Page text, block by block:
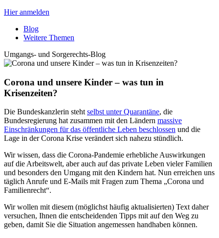
Hier anmelden
Blog
Weitere Themen
Umgangs- und Sorgerechts-Blog
Corona und unsere Kinder – was tun in
Krisenzeiten?
Die Bundeskanzlerin stehtselbst unter Quarantäne, die
Bundesregierung hat zusammen mit den Ländern massive
Einschränkungen für das öffentliche Leben beschlossen und die
Lage in der Corona Krise verändert sich nahezu stündlich.
Wir wissen, dass die Corona-Pandemie erhebliche Auswirkungen
auf die Arbeitswelt, aber auch auf das private Leben vieler Familien
und besonders den Umgang mit den Kindern hat. Nun erreichen uns
täglich Anrufe und E-Mails mit Fragen zum Thema „Corona und
Familienrecht“.
Wir wollen mit diesem (möglichst häufig aktualisierten) Text daher
versuchen, Ihnen die entscheidenden Tipps mit auf den Weg zu
geben, damit Sie die Situation angemessen handhaben können.